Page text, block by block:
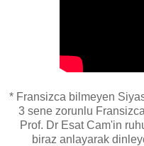
* Fransizca bilmeyen
3 sene zorunlu
Prof. Dr Esat Cam'in
biraz anlayarak